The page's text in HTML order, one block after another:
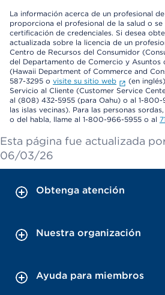
La información acerca de un profesional
proporciona el profesional de la salud o
certificación de credenciales. Si desea
actualizada sobre la licencia de un
Centro de Recursos del Consumidor
del Departamento de Comercio y Asuntos
(Hawaii Department of Commerce and
587-3295 o visite su sitio web
(en
Servicio al Cliente (Customer Service
al (808) 432-5955 (para Oahu) o al 1-
las islas vecinas). Para las personas
o del habla, llame al 1-800-966-5955 o al
Esta página fue actualizada
06/03/26
Obtenga atención
Nuestra organización
Ayuda para miembros